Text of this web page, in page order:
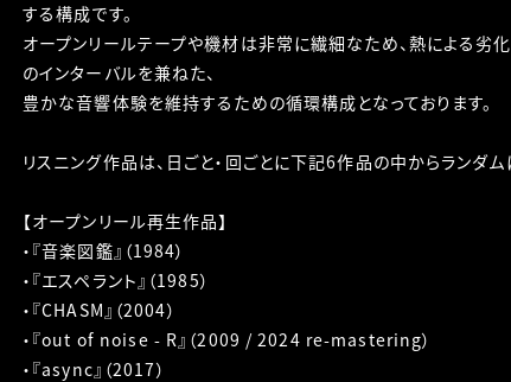
する構成です。
オープンリールテープや機材は非常に繊細なため、熱による劣
のインターバルを兼ねた、
豊かな音響体験を維持するための循環構成となっております。
リスニング作品は、日ごと・回ごとに下記6作品の中からランダム
【オープンリール再生作品】
・『音楽図鑑』（1984）
・『エスペラント』（1985）
・『CHASM』（2004）
・『out of noise - R』（2009 / 2024 re-mastering）
・『async』（2017）